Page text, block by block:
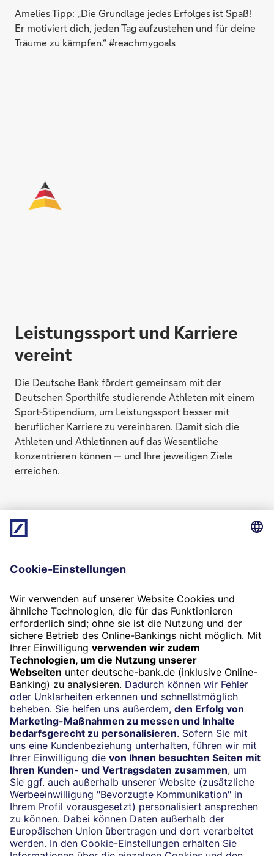
Amelies Tipp: „Die Grundlage jedes Erfolges ist Spaß!
Er motiviert dich, jeden Tag aufzustehen und für deine
Träume zu kämpfen.“ #reachmygoals
Leistungssport und Karriere
vereint
Die Deutsche Bank fördert gemeinsam mit der
Deutschen Sporthilfe studierende Athleten mit einem
Sport-Stipendium, um Leistungssport besser mit
beruflicher Karriere zu vereinbaren. Damit sich die
Athleten und Athletinnen auf das Wesentliche
konzentrieren können — und Ihre jeweiligen Ziele
erreichen.
24/7-Kundenservice
(069) 910-100 00
Termin
Beratung vereinbaren